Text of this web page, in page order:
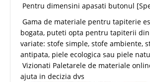
Pentru dimensini apasati butonul
Gama de materiale pentru tapiterie
bogata, puteti opta pentru tapiterii
variate: stofe simple, stofe ambiente,
antipata, piele ecologica sau piele
Vizionati Paletarele de materiale
ajuta in decizia dvs